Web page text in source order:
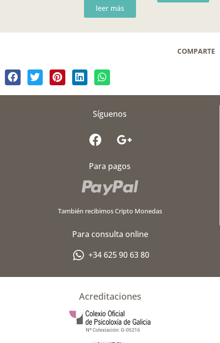
leer más
COMPARTE
Síguenos
F
a
e
b
o
o
k
G
o
g
l
e
-
p
l
s
g
Para pagos
También recibimos Cripto Monedas
Para consulta online
+34 625 90 63 80
Acreditaciones